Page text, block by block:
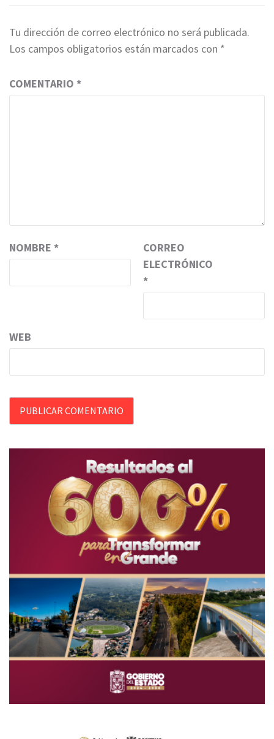
Tu dirección de correo electrónico no será publicada.
Los campos obligatorios están marcados con *
COMENTARIO *
NOMBRE *
CORREO
ELECTRÓNICO
*
WEB